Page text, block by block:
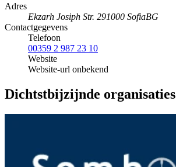
Adres
Ekzarh Josiph Str. 291000 SofiaBG
Contactgegevens
Telefoon
00359 2 987 23 10
Website
Website-url onbekend
Dichtstbijzijnde organisaties